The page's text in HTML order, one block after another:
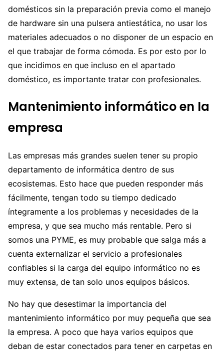
domésticos sin la preparación previa como el manejo
de hardware sin una pulsera antiestática, no usar los
materiales adecuados o no disponer de un espacio en
el que trabajar de forma cómoda. Es por esto por lo
que incidimos en que incluso en el apartado
doméstico, es importante tratar con profesionales.
Mantenimiento informático en la
empresa
Las empresas más grandes suelen tener su propio
departamento de informática dentro de sus
ecosistemas. Esto hace que pueden responder más
fácilmente, tengan todo su tiempo dedicado
íntegramente a los problemas y necesidades de la
empresa, y que sea mucho más rentable. Pero si
somos una PYME, es muy probable que salga más a
cuenta externalizar el servicio a profesionales
confiables si la carga del equipo informático no es
muy extensa, de tan solo unos equipos básicos.
No hay que desestimar la importancia del
mantenimiento informático por muy pequeña que sea
la empresa. A poco que haya varios equipos que
deban de estar conectados para tener en carpetas en